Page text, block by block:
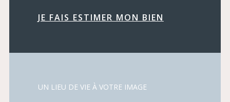
JE FAIS ESTIMER MON BIEN
UN LIEU DE VIE À VOTRE IMAGE